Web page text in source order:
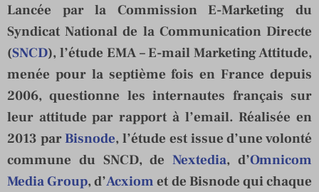
Lancée par la Commission E-Marketing du
Syndicat National de la Communication Directe
(SNCD), l’étude EMA – E-mail Marketing Attitude,
menée pour la septième fois en France depuis
2006, questionne les internautes français sur
leur attitude par rapport à l’email. Réalisée en
2013 parBisnode, l’étude est issue d’une volonté
commune du SNCD, deNextedia, d’Omnicom
Media Group, d’Acxiom et de Bisnode qui chaque